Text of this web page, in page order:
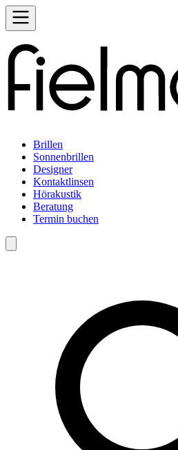
Brillen
Sonnenbrillen
Designer
Kontaktlinsen
Hörakustik
Beratung
Termin buchen